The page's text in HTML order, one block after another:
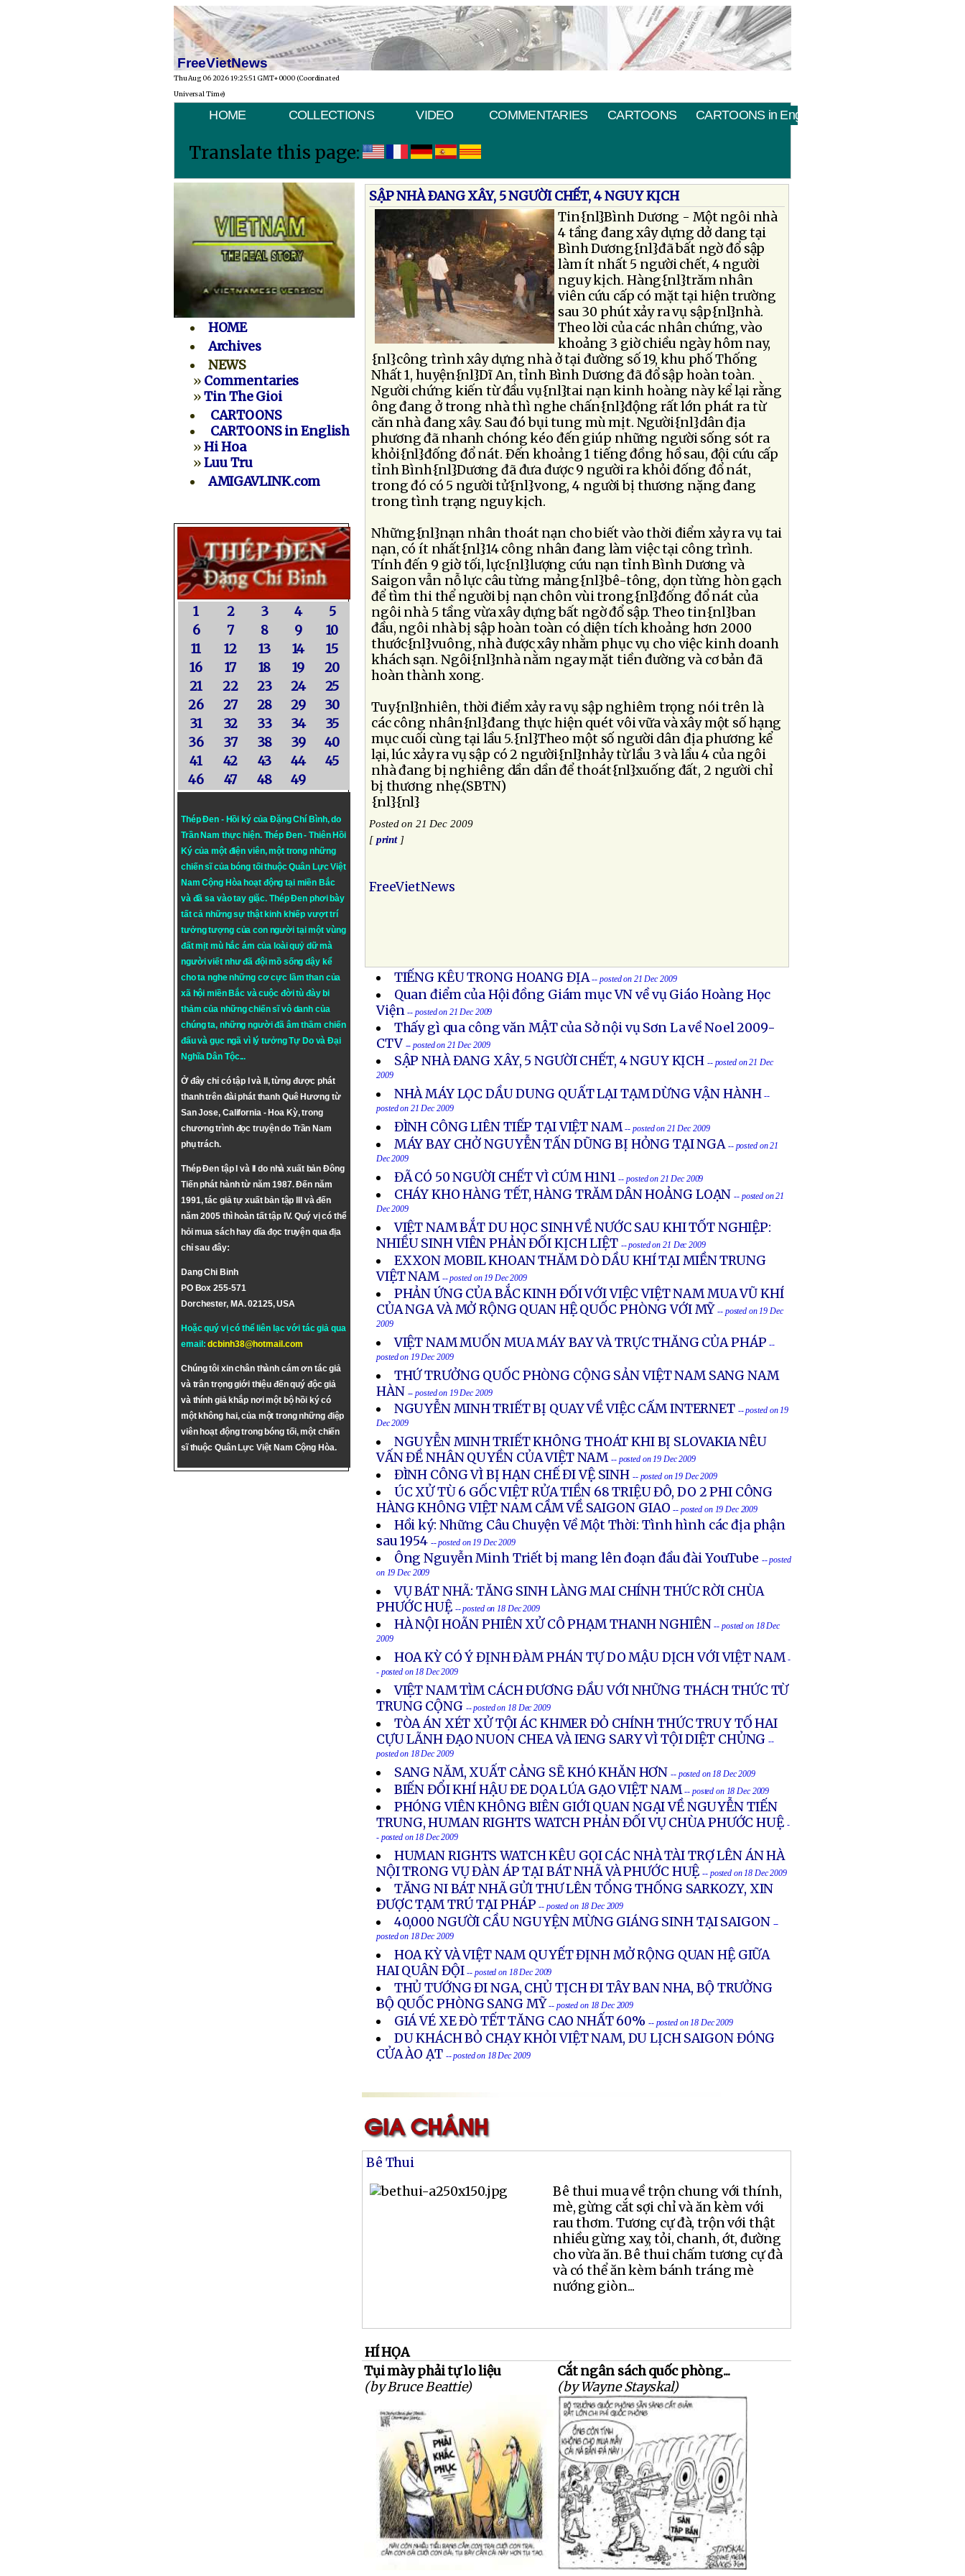
FreeVietNews
Thu Aug 06 2026 19:25:51 GMT+0000 (Coordinated
Universal Time)
HOME COLLECTIONS VIDEO COMMENTARIES CARTOONS CARTOONS in English
Translate this page:
HOME
Archives
NEWS
» Commentaries
»Tin The Gioi
CARTOONS
CARTOONS in English
»Hi Hoa
»Luu Tru
AMIGAVLINK.com
1 2 3 4
5
6
7 8 9
10
11
12 13 14
15
16
17 18 19
20
21
22 23 24
25
26
27 28 29
30
31
32 33 34
35
36
37 38 39
40
41
42 43 44
45
46
47 48 49
Thép Đen - Hồi ký của Đặng Chí Bình, do
Trần Nam thực hiện. Thép Đen- Thiên Hồi
Ký của một điện viên, một trong những
chiến sĩ của bóng tối thuộc Quân Lực Việt
Nam Cộng Hòa hoạt động tại miền Bắc
và đã sa vào tay giặc. Thép Đen phơi bày
tất cả những sự thật kinh khiếp vượt trí
tưởng tượng của con người tại một vùng
đất mịt mù hắc ám của loài quỷ dữ mà
người viết như đã đội mồ sống dậy kể
cho ta nghe những cơ cực lầm than của
xã hội miền Bắc và cuộc đời tù đày bi
thảm của những chiến sĩ vô danh của
chúng ta, những người đã âm thầm chiến
đấu và gục ngã vì lý tưởngTự DovàĐại
Nghĩa Dân Tộc...
Ở đây chỉ có tập I và II, từng được phát
thanh trên đài phát thanh Quê Hương từ
San Jose, California - Hoa Kỳ, trong
chương trình đọc truyện do Trần Nam
phụ trách.
Thép Đen tập I và II do nhà xuất bản Đông
Tiến phát hành từ năm 1987. Đến năm
1991, tác giả tự xuất bản tập III và đến
năm 2005 thì hoàn tất tập IV. Quý vị có thể
hỏi mua sách hay dĩa đọc truyện qua địa
chỉ sau đây:
Dang Chi Binh
PO Box 255-571
Dorchester, MA. 02125, USA
Hoặc quý vị có thể liên lạc với tác giả qua
email:dcbinh38@hotmail.com
Chúng tôi xin chân thành cám ơn tác giả
và trân trọng giới thiệu đến quý độc giả
và thính giả khắp nơi một bộ hồi ký có
một không hai, của một trong những điệp
viên hoạt động trong bóng tối, một chiến
sĩ thuộc Quân Lực Việt Nam Cộng Hòa.
SẬP NHÀ ÐANG XÂY, 5 NGƯỜI CHẾT, 4 NGUY KỊCH
Tin{nl}Bình Dương - Một ngôi nhà
4 tầng đang xây dựng dở dang tại
Bình Dương{nl}đã bất ngờ đổ sập
làm ít nhất 5 người chết, 4 người
nguy kịch. Hàng{nl}trăm nhân
viên cứu cấp có mặt tại hiện trường
sau 30 phút xảy ra vụ sập{nl}nhà.
Theo lời của các nhân chứng, vào
khoảng 3 giờ chiều ngày hôm nay,
{nl}công trình xây dựng nhà ở tại đường số 19, khu phố Thống
Nhất 1, huyện{nl}Dĩ An, tỉnh Bình Dương đã đổ sập hoàn toàn.
Người chứng kiến từ đầu vụ{nl}tai nạn kinh hoàng này kể lại rằng
ông đang ở trong nhà thì nghe chấn{nl}động rất lớn phát ra từ
căn nhà đang xây. Sau đó bụi tung mù mịt. Người{nl}dân địa
phương đã nhanh chóng kéo đến giúp những người sống sót ra
khỏi{nl}đống đổ nát. Ðến khoảng 1 tiếng đồng hồ sau, đội cứu cấp
tỉnh Bình{nl}Dương đã đưa được 9 người ra khỏi đống đổ nát,
trong đó có 5 người tử{nl}vong, 4 người bị thương nặng đang
trong tình trạng nguy kịch.
Những{nl}nạn nhân thoát nạn cho biết vào thời điểm xảy ra vụ tai
nạn, có ít nhất{nl}14 công nhân đang làm việc tại công trình.
Tính đến 9 giờ tối, lực{nl}lượng cứu nạn tỉnh Bình Dương và
Saigon vẫn nỗ lực câu từng mảng{nl}bê-tông, dọn từng hòn gạch
để tìm thi thể người bị nạn chôn vùi trong{nl}đống đổ nát của
ngôi nhà 5 tầng vừa xây dựng bất ngờ đổ sập. Theo tin{nl}ban
đầu, ngôi nhà bị sập hoàn toàn có diện tích khoảng hơn 2000
thước{nl}vuông, nhà được xây nhằm phục vụ cho việc kinh doanh
khách sạn. Ngôi{nl}nhà nằm ngay mặt tiền đường và cơ bản đã
hoàn thành xong.
Tuy{nl}nhiên, thời điểm xảy ra vụ sập nghiêm trọng nói trên là
các công nhân{nl}đang thực hiện quét vôi vữa và xây một số hạng
mục cuối cùng tại lầu 5.{nl}Theo một số người dân địa phương kể
lại, lúc xảy ra vụ sập có 2 người{nl}nhảy từ lầu 3 và lầu 4 của ngôi
nhà đang bị nghiêng dần dần để thoát{nl}xuống đất, 2 người chỉ
bị thương nhẹ.(SBTN)
{nl}{nl}
Posted on 21 Dec 2009
[print]
FreeVietNews
TIẾNG KÊU TRONG HOANG ĐỊA -- posted on 21 Dec 2009
Quan điểm của Hội đồng Giám mục VN về vụ Giáo Hoàng Học
Viện-- posted on 21 Dec 2009
Thấy gì qua công văn MẬT của Sở nội vụ Sơn La về Noel 2009-
CTV -- posted on 21 Dec 2009
SẬP NHÀ ĐANG XÂY, 5 NGƯỜI CHẾT, 4 NGUY KỊCH -- posted on 21 Dec
2009
NHÀ MÁY LỌC DẦU DUNG QUẤT LẠI TẠM DỪNG VẬN HÀNH --
posted on 21 Dec 2009
ĐÌNH CÔNG LIÊN TIẾP TẠI VIỆT NAM -- posted on 21 Dec 2009
MÁY BAY CHỞ NGUYỄN TẤN DŨNG BỊ HỎNG TẠI NGA -- posted on 21
Dec 2009
ĐÃ CÓ 50 NGƯỜI CHẾT VÌ CÚM H1N1 -- posted on 21 Dec 2009
CHÁY KHO HÀNG TẾT, HÀNG TRĂM DÂN HOẢNG LOẠN -- posted on 21
Dec 2009
VIỆT NAM BẮT DU HỌC SINH VỀ NƯỚC SAU KHI TỐT NGHIỆP:
NHIỀU SINH VIÊN PHẢN ĐỐI KỊCH LIỆT -- posted on 21 Dec 2009
EXXON MOBIL KHOAN THĂM DÒ DẦU KHÍ TẠI MIỀN TRUNG
VIỆT NAM -- posted on 19 Dec 2009
PHẢN ỨNG CỦA BẮC KINH ĐỐI VỚI VIỆC VIỆT NAM MUA VŨ KHÍ
CỦA NGA VÀ MỞ RỘNG QUAN HỆ QUỐC PHÒNG VỚI MỸ -- posted on 19 Dec
2009
VIỆT NAM MUỐN MUA MÁY BAY VÀ TRỰC THĂNG CỦA PHÁP --
posted on 19 Dec 2009
THỨ TRƯỞNG QUỐC PHÒNG CỘNG SẢN VIỆT NAM SANG NAM
HÀN -- posted on 19 Dec 2009
NGUYỄN MINH TRIẾT BỊ QUAY VỀ VIỆC CẤM INTERNET -- posted on 19
Dec 2009
NGUYỄN MINH TRIẾT KHÔNG THOÁT KHI BỊ SLOVAKIA NÊU
VẤN ĐỀ NHÂN QUYỀN CỦA VIỆT NAM -- posted on 19 Dec 2009
ĐÌNH CÔNG VÌ BỊ HẠN CHẾ ĐI VỆ SINH -- posted on 19 Dec 2009
ÚC XỬ TÙ 6 GỐC VIỆT RỬA TIỀN 68 TRIỆU ĐÔ, DO 2 PHI CÔNG
HÀNG KHÔNG VIỆT NAM CẦM VỀ SAIGON GIAO -- posted on 19 Dec 2009
Hồi ký: Những Câu Chuyện Về Một Thời: Tình hình các địa phận
sau 1954 -- posted on 19 Dec 2009
Ông Nguyễn Minh Triết bị mang lên đoạn đầu đài YouTube -- posted
on 19 Dec 2009
VỤ BÁT NHÃ: TĂNG SINH LÀNG MAI CHÍNH THỨC RỜI CHÙA
PHƯỚC HUỆ -- posted on 18 Dec 2009
HÀ NỘI HOÃN PHIÊN XỬ CÔ PHẠM THANH NGHIÊN -- posted on 18 Dec
2009
HOA KỲ CÓ Ý ĐỊNH ĐÀM PHÁN TỰ DO MẬU DỊCH VỚI VIỆT NAM -
- posted on 18 Dec 2009
VIỆT NAM TÌM CÁCH ĐƯƠNG ĐẦU VỚI NHỮNG THÁCH THỨC TỪ
TRUNG CỘNG -- posted on 18 Dec 2009
TÒA ÁN XÉT XỬ TỘI ÁC KHMER ĐỎ CHÍNH THỨC TRUY TỐ HAI
CỰU LÃNH ĐẠO NUON CHEA VÀ IENG SARY VÌ TỘI DIỆT CHỦNG --
posted on 18 Dec 2009
SANG NĂM, XUẤT CẢNG SẼ KHÓ KHĂN HƠN -- posted on 18 Dec 2009
BIẾN ĐỔI KHÍ HẬU ĐE DỌA LÚA GẠO VIỆT NAM -- posted on 18 Dec 2009
PHÓNG VIÊN KHÔNG BIÊN GIỚI QUAN NGẠI VỀ NGUYỄN TIẾN
TRUNG, HUMAN RIGHTS WATCH PHẢN ĐỐI VỤ CHÙA PHƯỚC HUỆ -
- posted on 18 Dec 2009
HUMAN RIGHTS WATCH KÊU GỌI CÁC NHÀ TÀI TRỢ LÊN ÁN HÀ
NỘI TRONG VỤ ĐÀN ÁP TẠI BÁT NHÃ VÀ PHƯỚC HUỆ -- posted on 18 Dec 2009
TĂNG NI BÁT NHÃ GỬI THƯ LÊN TỔNG THỐNG SARKOZY, XIN
ĐƯỢC TẠM TRÚ TẠI PHÁP -- posted on 18 Dec 2009
40,000 NGƯỜI CẦU NGUYỆN MỪNG GIÁNG SINH TẠI SAIGON --
posted on 18 Dec 2009
HOA KỲ VÀ VIỆT NAM QUYẾT ĐỊNH MỞ RỘNG QUAN HỆ GIỮA
HAI QUÂN ĐỘI -- posted on 18 Dec 2009
THỦ TƯỚNG ĐI NGA, CHỦ TỊCH ĐI TÂY BAN NHA, BỘ TRƯỞNG
BỘ QUỐC PHÒNG SANG MỸ -- posted on 18 Dec 2009
GIÁ VÉ XE ĐÒ TẾT TĂNG CAO NHẤT 60% -- posted on 18 Dec 2009
DU KHÁCH BỎ CHẠY KHỎI VIỆT NAM, DU LỊCH SAIGON ĐÓNG
CỬA ÀO ẠT -- posted on 18 Dec 2009
Bê Thui
Bê thui mua về trộn chung với thính,
mè, gừng cắt sợi chỉ và ăn kèm với
rau thơm. Tương cự đà, trộn với thật
nhiều gừng xay, tỏi, chanh, ớt, đường
cho vừa ăn. Bê thui chấm tương cự đà
và có thể ăn kèm bánh tráng mè
nướng giòn...
HÍ HỌA
Tụi mày phải tự lo liệu
(by Bruce Beattie)
Cắt ngân sách quốc phòng...
(by Wayne Stayskal)